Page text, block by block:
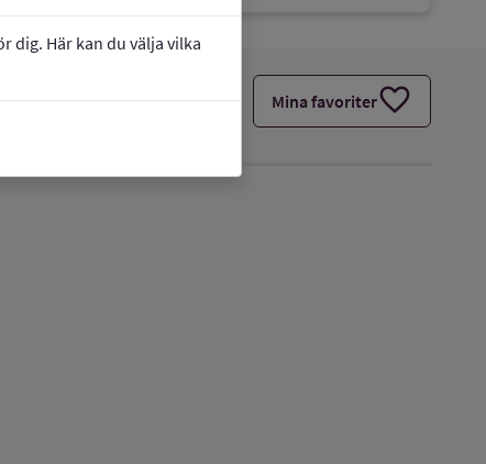
dig. Här kan du välja vilka
Mina favoriterfavorite